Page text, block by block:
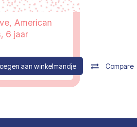
American
6 jaar
aan winkelmandje Compare